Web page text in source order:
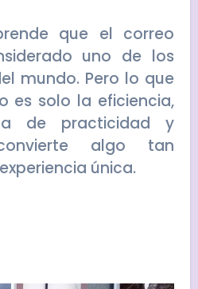
que el correo
uno de los
mundo. Pero lo que
es solo la eficiencia,
de practicidad y
algo tan
única.